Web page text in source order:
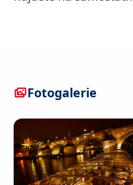
Fotogalerie